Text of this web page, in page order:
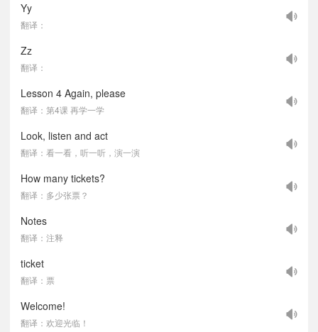
Yy
翻译：
Zz
翻译：
Lesson 4 Again, please
翻译：第4课 再学一学
Look, listen and act
翻译：看一看，听一听，演一演
How many tickets?
翻译：多少张票？
Notes
翻译：注释
ticket
翻译：票
Welcome!
翻译：欢迎光临！